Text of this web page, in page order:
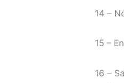
14 –
15 –
16 –